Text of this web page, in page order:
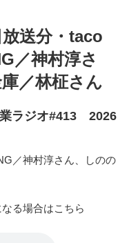
送分・taco
／神村淳さ
／林柾さん
ラジオ#413 2026
／神村淳さん、しのの
る場合はこちら